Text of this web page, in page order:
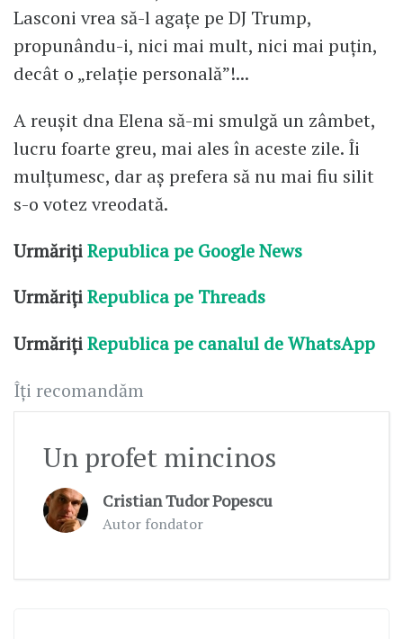
Lasconi vrea să-l agațe pe DJ Trump,
propunându-i, nici mai mult, nici mai puțin,
decât o „relație personală”!...
A reușit dna Elena să-mi smulgă un zâmbet,
lucru foarte greu, mai ales în aceste zile. Îi
mulțumesc, dar aș prefera să nu mai fiu silit
s-o votez vreodată.
UrmărițiRepublica pe Google News
UrmărițiRepublica pe Threads
UrmărițiRepublica pe canalul de WhatsApp
Îți recomandăm
Un profet mincinos
Cristian Tudor Popescu
Autor fondator